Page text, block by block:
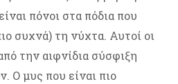
πόνοι στα πόδια που
συχνά) τη νύχτα. Αυτοί οι
την αιφνίδια σύσφιξη
Ο μυς που είναι πιο